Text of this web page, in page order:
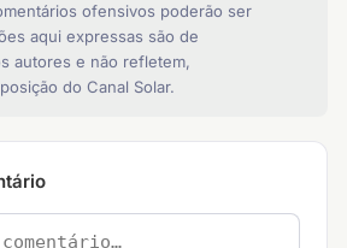
ofensivos poderão ser
aqui expressas são de
autores e não refletem,
do Canal Solar.